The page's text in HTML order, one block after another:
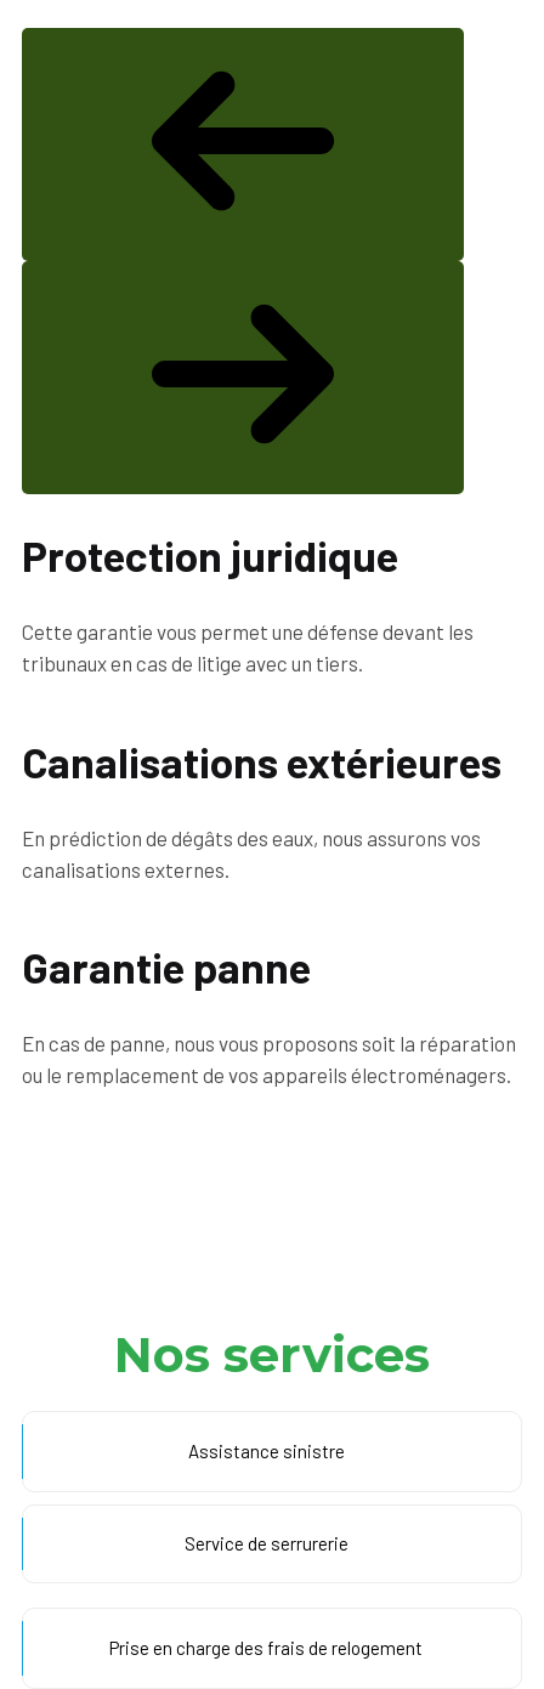
Protection juridique
Cette garantie vous permet une défense devant les
tribunaux en cas de litige avec un tiers.
Canalisations extérieures
En prédiction de dégâts des eaux, nous assurons vos
canalisations externes.
Garantie panne
En cas de panne, nous vous proposons soit la réparation
ou le remplacement de vos appareils électroménagers.
Nos services
Assistance sinistre
Service de serrurerie
Prise en charge des frais de relogement